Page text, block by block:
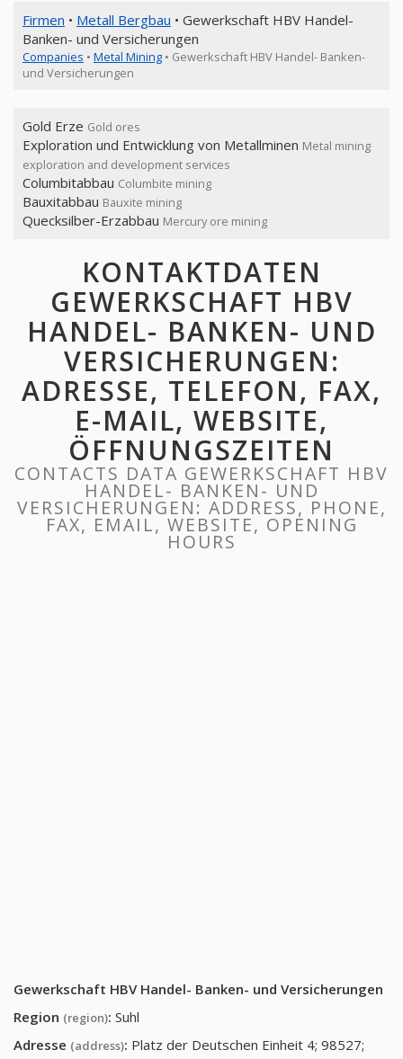
Firmen • Metall Bergbau • Gewerkschaft HBV Handel-
Banken- und Versicherungen
Companies • Metal Mining • Gewerkschaft HBV Handel- Banken-
und Versicherungen
Gold Erze Gold ores
Exploration und Entwicklung von Metallminen Metal mining
exploration and development services
Columbitabbau Columbite mining
Bauxitabbau Bauxite mining
Quecksilber-Erzabbau Mercury ore mining
KONTAKTDATEN
GEWERKSCHAFT HBV
HANDEL- BANKEN- UND
VERSICHERUNGEN:
ADRESSE, TELEFON, FAX,
E-MAIL, WEBSITE,
ÖFFNUNGSZEITEN
CONTACTS DATA GEWERKSCHAFT HBV
HANDEL- BANKEN- UND
VERSICHERUNGEN: ADDRESS, PHONE,
FAX, EMAIL, WEBSITE, OPENING
HOURS
Gewerkschaft HBV Handel- Banken- und Versicherungen
Region (region): Suhl
Adresse (address): Platz der Deutschen Einheit 4; 98527;